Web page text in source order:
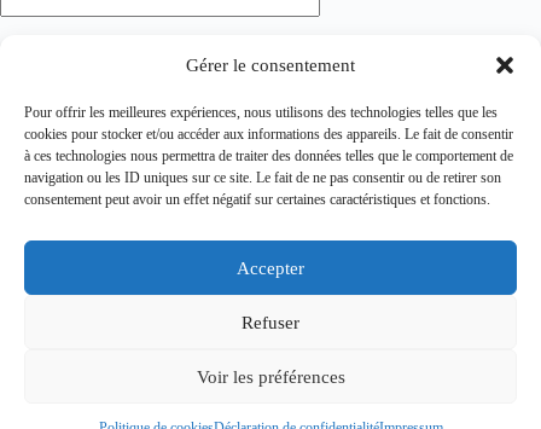
Gérer le consentement
Pour offrir les meilleures expériences, nous utilisons des technologies telles que les
cookies pour stocker et/ou accéder aux informations des appareils. Le fait de consentir
à ces technologies nous permettra de traiter des données telles que le comportement de
navigation ou les ID uniques sur ce site. Le fait de ne pas consentir ou de retirer son
consentement peut avoir un effet négatif sur certaines caractéristiques et fonctions.
Accepter
Refuser
Voir les préférences
*